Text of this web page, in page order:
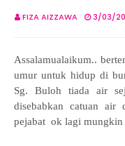
FIZA AIZZAWA 3/03/
Assalamualaikum..
umur untuk hidup di
Sg. Buloh tiada air
disebabkan catuan
pejabat ok lagi mungkin